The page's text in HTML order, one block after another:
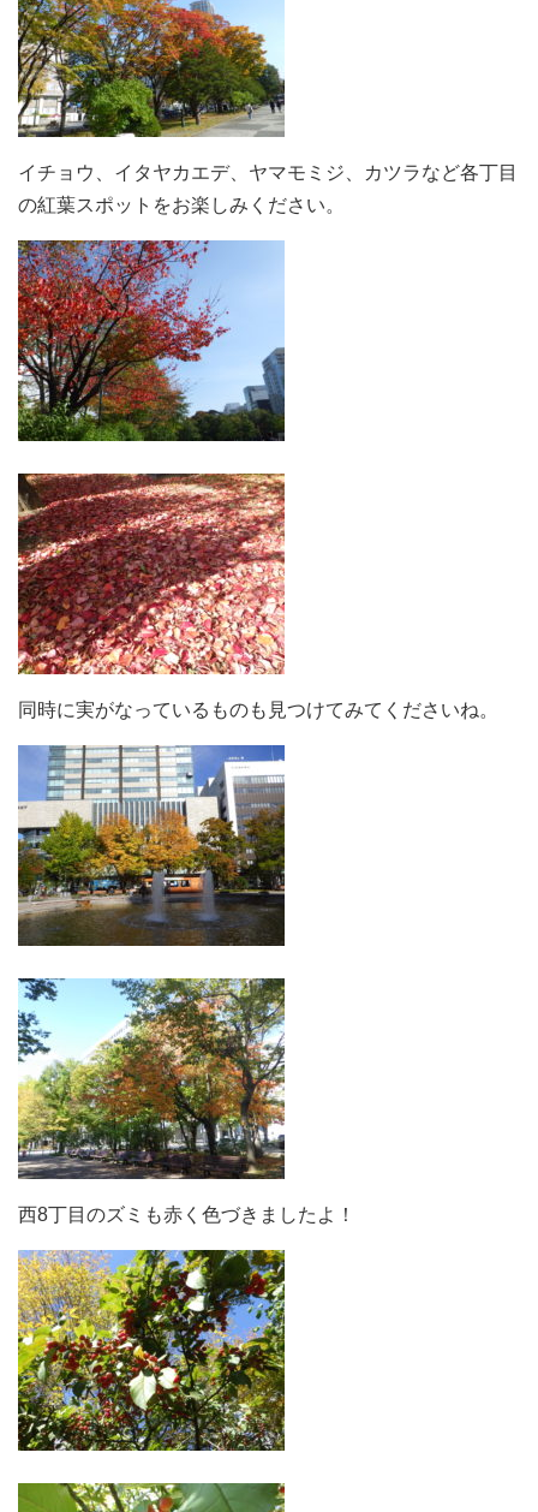
イチョウ、イタヤカエデ、ヤマモミジ、カツラなど各丁目
の紅葉スポットをお楽しみください。
同時に実がなっているものも見つけてみてくださいね。
西8丁目のズミも赤く色づきましたよ！